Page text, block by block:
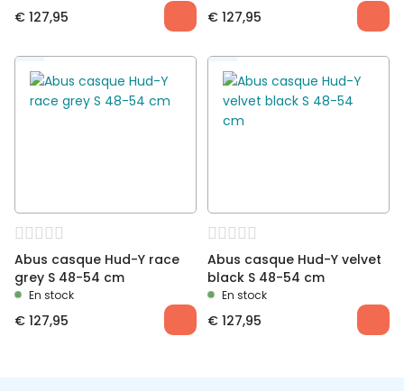
€ 127,95 € 127,95
Abus casque Hud-Y race
grey S 48-54 cm
En stock
€ 127,95
Abus casque Hud-Y velvet
black S 48-54 cm
En stock
€ 127,95